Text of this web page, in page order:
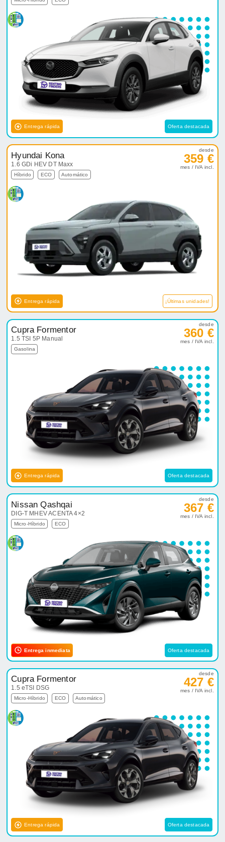
Entrega rápida Oferta destacada
Hyundai Kona
1.6 GDi HEV DT Maxx
Híbrido ECO Automático
desde
359 €
mes / IVA incl.
Entrega rápida ¡Últimas unidades!
Cupra Formentor
1.5 TSI 5P Manual
Gasolina
desde
360 €
mes / IVA incl.
Entrega rápida Oferta destacada
Nissan Qashqai
DIG-T MHEV ACENTA 4×2
Micro-Híbrido ECO
desde
367 €
mes / IVA incl.
Entrega inmediata Oferta destacada
Cupra Formentor
1.5 eTSI DSG
Micro-Híbrido ECO Automático
desde
427 €
mes / IVA incl.
Entrega rápida Oferta destacada